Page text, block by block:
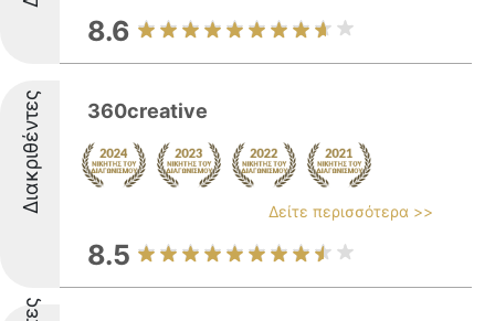
8.6
Διακριθέντες 360creative
Δείτε περισσότερα >>
8.5